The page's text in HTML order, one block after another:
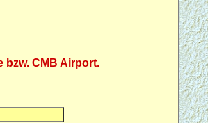
bzw. CMB Airport.